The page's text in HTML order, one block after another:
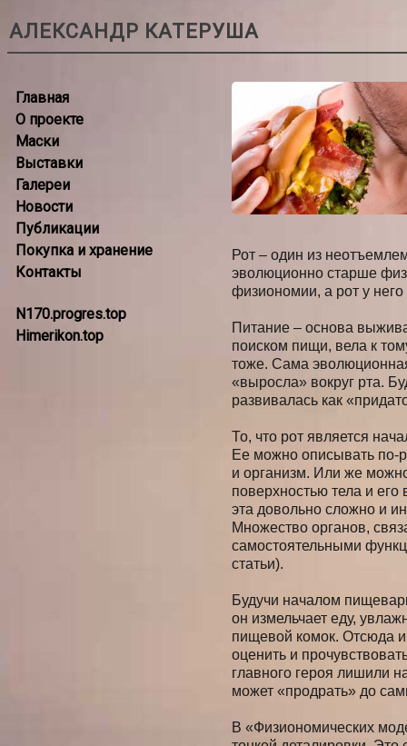
АЛЕКСАНДР КАТЕРУША
Главная
О проекте
Маски
Выставки
Галереи
Новости
Публикации
Покупка и хранение
Контакты
N170.progres.top
Himerikon.top
Рот – один из
эволюционно старше
физиономии, а рот у него
Питание – основа
поиском пищи, вела к
тоже. Сама
«выросла» вокруг рта.
развивалась как
То, что рот является
Ее можно описывать по-
и организм. Или же
поверхностью тела и
эта довольно сложно и
Множество органов,
самостоятельными
статьи).
Будучи началом
он измельчает еду,
пищевой комок. Отсюда
оценить и
главного героя лишили
может «продрать» до
В «Физиономических